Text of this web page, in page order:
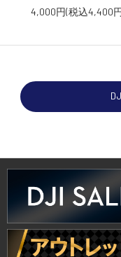
4,000円(税込4,400